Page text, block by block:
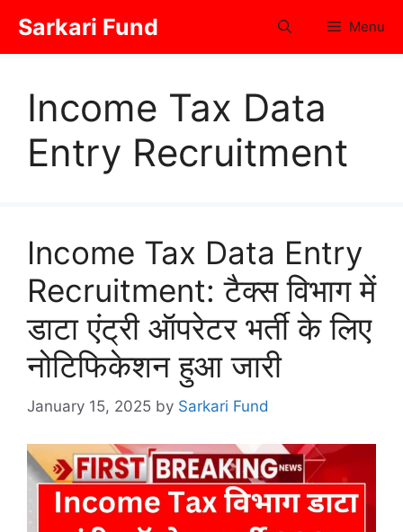
content
Sarkari Fund Menu
Income Tax Data
Entry Recruitment
Income Tax Data Entry
Recruitment: टैक्स विभाग में
डाटा एंट्री ऑपरेटर भर्ती के लिए
नोटिफिकेशन हुआ जारी
January 15, 2025 by Sarkari Fund